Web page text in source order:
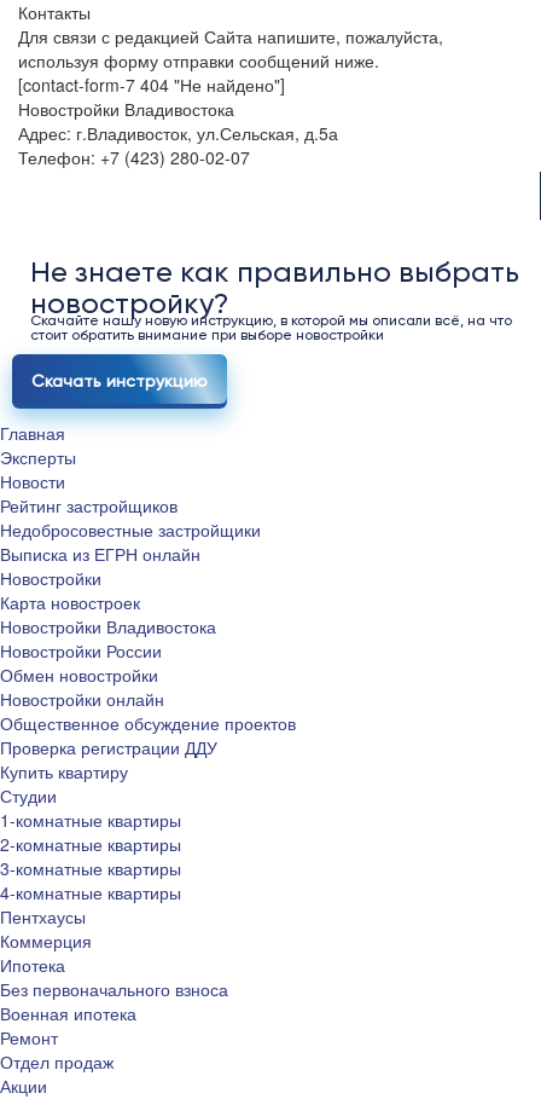
Контакты
Для связи с редакцией Сайта напишите, пожалуйста,
используя форму отправки сообщений ниже.
[contact-form-7 404 "Не найдено"]
Новостройки Владивостока
Адрес: г.Владивосток, ул.Сельская, д.5а
Телефон: +7 (423) 280-02-07
Не знаете как правильно выбрать
новостройку?
Скачайте нашу новую инструкцию, в которой мы описали всё, на что
стоит обратить внимание при выборе новостройки
Скачать инструкцию
Главная
Эксперты
Новости
Рейтинг застройщиков
Недобросовестные застройщики
Выписка из ЕГРН онлайн
Новостройки
Карта новостроек
Новостройки Владивостока
Новостройки России
Обмен новостройки
Новостройки онлайн
Общественное обсуждение проектов
Проверка регистрации ДДУ
Купить квартиру
Студии
1-комнатные квартиры
2-комнатные квартиры
3-комнатные квартиры
4-комнатные квартиры
Пентхаусы
Коммерция
Ипотека
Без первоначального взноса
Военная ипотека
Ремонт
Отдел продаж
Акции